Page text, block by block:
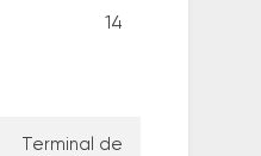
14
Terminal de